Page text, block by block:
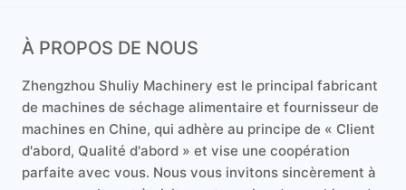
À PROPOS DE NOUS
Zhengzhou Shuliy Machinery est le principal fabricant
de machines de séchage alimentaire et fournisseur de
machines en Chine, qui adhère au principe de « Client
d'abord, Qualité d'abord » et vise une coopération
parfaite avec vous. Nous vous invitons sincèrement à